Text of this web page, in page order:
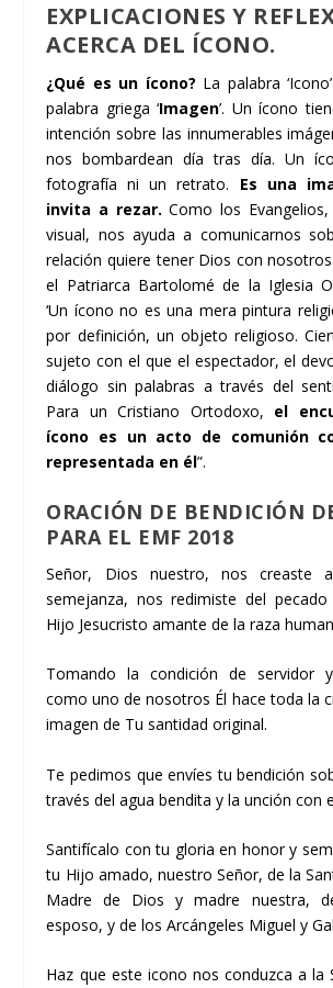
EXPLICACIONES Y
ACERCA DEL ÍCONO.
¿Qué es un ícono? La palabra
palabra griega ‘Imagen’. Un ícono
intención sobre las innumerables
nos bombardean día tras día. Un
fotografía ni un retrato. Es una
invita a rezar. Como los
visual, nos ayuda a comunicarnos
relación quiere tener Dios con
el Patriarca Bartolomé de la Iglesia
‘Un ícono no es una mera pintura
por definición, un objeto religioso.
sujeto con el que el espectador, el
diálogo sin palabras a través del
Para un Cristiano Ortodoxo, el
ícono es un acto de comunión
representada en él”.
ORACIÓN DE BENDICIÓN
PARA EL EMF 2018
Señor, Dios nuestro, nos creaste
semejanza, nos redimiste del
Hijo Jesucristo amante de la raza
Tomando la condición de servidor y
como uno de nosotros Él hace toda la
imagen de Tu santidad original.
Te pedimos que envíes tu bendición
través del agua bendita y la unción con
Santifícalo con tu gloria en honor y
tu Hijo amado, nuestro Señor, de la
Madre de Dios y madre nuestra,
esposo, y de los Arcángeles Miguel y
Haz que este icono nos conduzca a la